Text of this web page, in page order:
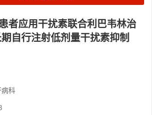
者应用干扰素联合利巴韦林治
自行注射低剂量干扰素抑制
病科